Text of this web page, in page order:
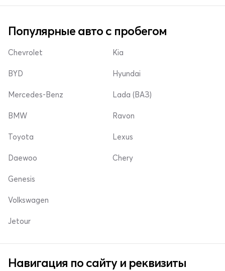
Популярные авто с пробегом
Chevrolet
BYD
Mercedes-Benz
Kia
Hyundai
Lada (ВАЗ)
BMW
Toyota
Daewoo
Ravon
Lexus
Chery
Genesis
Volkswagen
Jetour
Навигация по сайту и реквизиты